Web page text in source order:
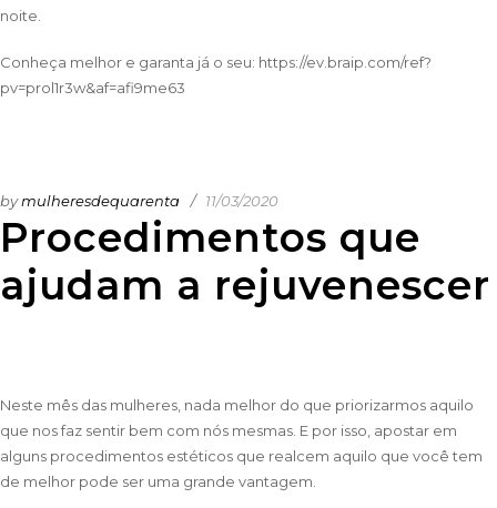
noite.
Conheça melhor e garanta já o seu: https://ev.braip.com/ref?
pv=prol1r3w&af=afi9me63
Procedimentos que
ajudam a rejuvenescer
bymulheresdequarenta 11/03/2020
Neste mês das mulheres, nada melhor do que priorizarmos aquilo
que nos faz sentir bem com nós mesmas. E por isso, apostar em
alguns procedimentos estéticos que realcem aquilo que você tem
de melhor pode ser uma grande vantagem.